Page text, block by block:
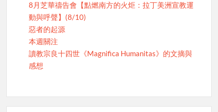
8月芝華禱告會【點燃南方的火炬：拉丁美洲宣教運
動與呼聲】(8/10)
惡者的起源
本週關注
讀教宗良十四世《Magnifica Humanitas》的文摘與
感想